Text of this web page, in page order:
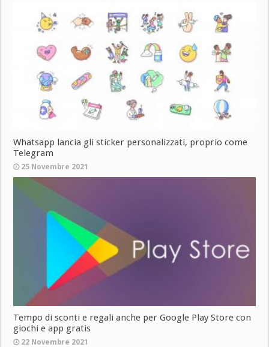
Whatsapp lancia gli sticker personalizzati, proprio come
Telegram
25 Novembre 2021
Tempo di sconti e regali anche per Google Play Store con
giochi e app gratis
22 Novembre 2021